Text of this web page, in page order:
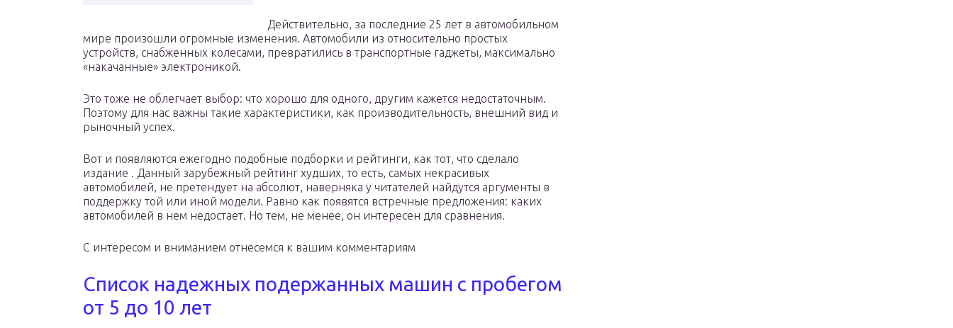
Действительно, за последние 25 лет в автомобильном
мире произошли огромные изменения. Автомобили из относительно простых
устройств, снабженных колесами, превратились в транспортные гаджеты, максимально
«накачанные» электроникой.
Это тоже не облегчает выбор: что хорошо для одного, другим кажется недостаточным.
Поэтому для нас важны такие характеристики, как производительность, внешний вид и
рыночный успех.
Вот и появляются ежегодно подобные подборки и рейтинги, как тот, что сделало
издание . Данный зарубежный рейтинг худших, то есть, самых некрасивых
автомобилей, не претендует на абсолют, наверняка у читателей найдутся аргументы в
поддержку той или иной модели. Равно как появятся встречные предложения: каких
автомобилей в нем недостает. Но тем, не менее, он интересен для сравнения.
С интересом и вниманием отнесемся к вашим комментариям
Список надежных подержанных машин с пробегом
от 5 до 10 лет